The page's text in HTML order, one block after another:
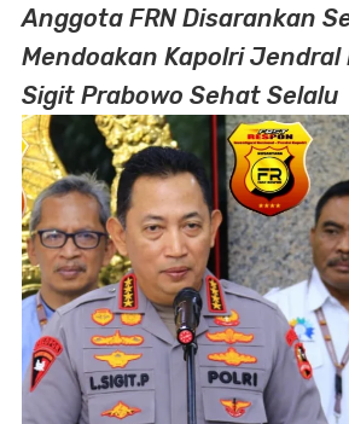
Anggota FRN Disarankan
Mendoakan Kapolri Jendral
Sigit Prabowo Sehat Selalu